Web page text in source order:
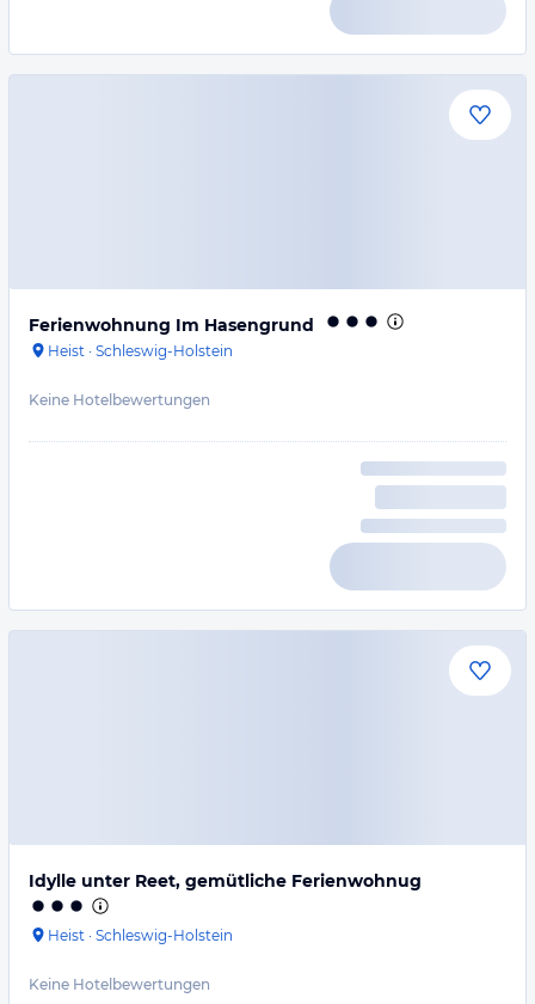
Ferienwohnung Im Hasengrund
Heist · Schleswig-Holstein
Keine Hotelbewertungen
Idylle unter Reet, gemütliche Ferienwohnug
Heist · Schleswig-Holstein
Keine Hotelbewertungen